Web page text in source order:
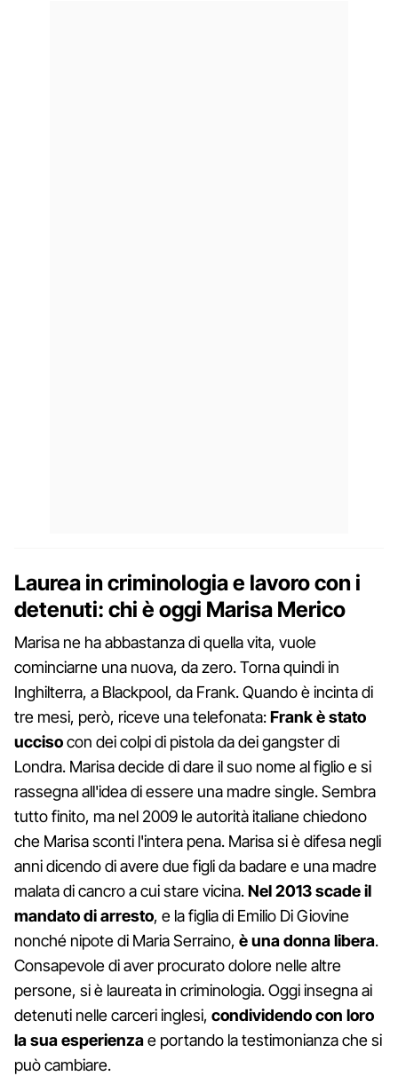
Laurea in criminologia e lavoro con i
detenuti: chi è oggi Marisa Merico
Marisa ne ha abbastanza di quella vita, vuole
cominciarne una nuova, da zero. Torna quindi in
Inghilterra, a Blackpool, da Frank. Quando è incinta di
tre mesi, però, riceve una telefonata:Frank è stato
uccisocon dei colpi di pistola da dei gangster di
Londra. Marisa decide di dare il suo nome al figlio e si
rassegna all'idea di essere una madre single. Sembra
tutto finito, ma nel 2009 le autorità italiane chiedono
che Marisa sconti l'intera pena. Marisa si è difesa negli
anni dicendo di avere due figli da badare e una madre
malata di cancro a cui stare vicina.Nel 2013 scade il
mandato di arresto, e la figlia di Emilio Di Giovine
nonché nipote di Maria Serraino, è una donna libera.
Consapevole di aver procurato dolore nelle altre
persone, si è laureata in criminologia. Oggi insegna ai
detenuti nelle carceri inglesi, condividendo con loro
la sua esperienzae portando la testimonianza che si
può cambiare.